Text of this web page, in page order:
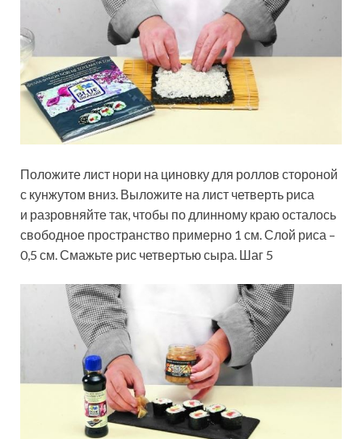
Положите лист нори на циновку для роллов стороной
с кунжутом вниз. Выложите на лист четверть риса
и разровняйте так, чтобы по длинному краю осталось
свободное пространство примерно 1 см. Слой риса –
0,5 см. Смажьте рис четвертью сыра. Шаг 5